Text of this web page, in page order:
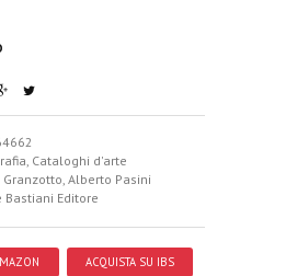
, Cataloghi d'arte
Granzotto, Alberto Pasini
Bastiani Editore
ACQUISTA SU IBS